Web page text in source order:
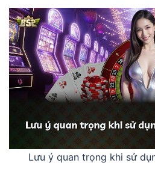
Lưu ý quan trọng khi sử